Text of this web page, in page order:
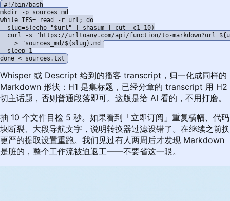
#!/bin/bash
mkdir -p sources_md
while IFS= read -r url; do
  slug=$(echo "$url" | shasum | cut -c1-10)
curl -s "https://urltoany.com/api/function/to-
    > "sources_md/${slug}.md"
  sleep 1
Whisper 或 Descript 给到的播客 transcript，归一化成同样的
Markdown 形状：H1 是集标题，已经分章的 transcript 用 H2
切主话题，否则普通段落即可。这版是给 AI 看的，不用打磨。
抽 10 个文件目检 5 秒。如果看到「立即订阅」重复横幅、代码
块断裂、大段导航文字，说明转换器过滤设错了。在继续之前换
更严的提取设置重跑。我们见过有人两周后才发现 Markdown
是脏的，整个工作流被迫返工——不要省这一眼。